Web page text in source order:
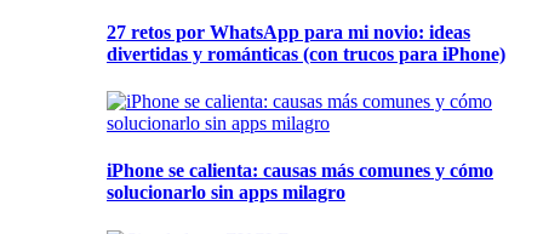
27 retos por WhatsApp para mi novio: ideas
divertidas y románticas (con trucos para iPhone)
iPhone se calienta: causas más comunes y cómo
solucionarlo sin apps milagro